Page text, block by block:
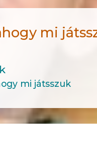
mi
mi játsszuk